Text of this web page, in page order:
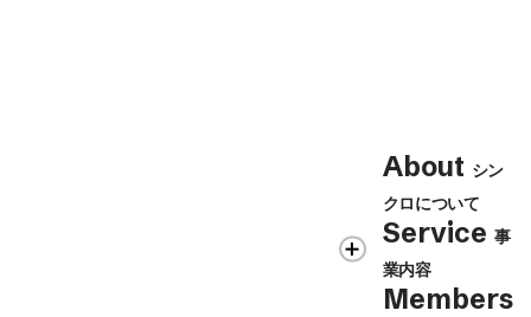
About シン
クロについて
Service 事
業内容
Members